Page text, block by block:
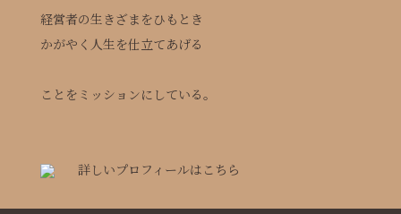
経営者の生きざまをひもとき
かがやく人生を仕立てあげる
ことをミッションにしている。
詳しいプロフィールはこちら